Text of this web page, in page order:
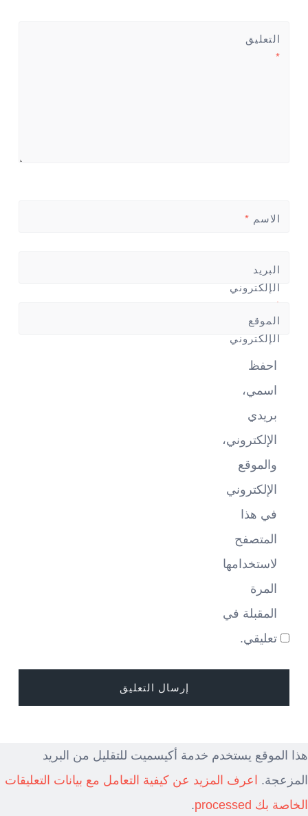
التعليق
*
الاسم *
البريد
الإلكتروني
*
الموقع
الإلكتروني
احفظ
اسمي،
بريدي
الإلكتروني،
والموقع
الإلكتروني
في هذا
المتصفح
لاستخدامها
المرة
المقبلة في
تعليقي.
هذا الموقع يستخدم خدمة أكيسميت للتقليل من البريد
المزعجة.
اعرف المزيد عن كيفية التعامل مع بيانات التعليقات
الخاصة بك processed
.